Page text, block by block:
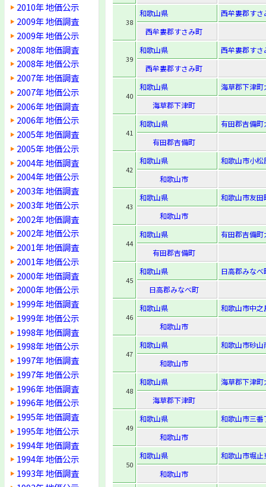
2010年 地価公示
2009年 地価調査
2009年 地価公示
2008年 地価調査
2008年 地価公示
2007年 地価調査
2007年 地価公示
2006年 地価調査
2006年 地価公示
2005年 地価調査
2005年 地価公示
2004年 地価調査
2004年 地価公示
2003年 地価調査
2003年 地価公示
2002年 地価調査
2002年 地価公示
2001年 地価調査
2001年 地価公示
2000年 地価調査
2000年 地価公示
1999年 地価調査
1999年 地価公示
1998年 地価調査
1998年 地価公示
1997年 地価調査
1997年 地価公示
1996年 地価調査
1996年 地価公示
1995年 地価調査
1995年 地価公示
1994年 地価調査
1994年 地価公示
1993年 地価調査
38
和歌山県
西牟婁郡す
西牟婁郡すさみ町
39
和歌山県
西牟婁郡す
西牟婁郡すさみ町
40
和歌山県
海草郡下津
海草郡下津町
41
和歌山県
有田郡吉備
有田郡吉備町
42
和歌山県
和歌山市小
和歌山市
43
和歌山県
和歌山市友
和歌山市
44
和歌山県
有田郡吉備
有田郡吉備町
45
和歌山県
日高郡みな
日高郡みなべ町
46
和歌山県
和歌山市中
和歌山市
47
和歌山県
和歌山市砂
和歌山市
48
和歌山県
海草郡下津
海草郡下津町
49
和歌山県
和歌山市三番
和歌山市
50
和歌山県
和歌山市堀
和歌山市